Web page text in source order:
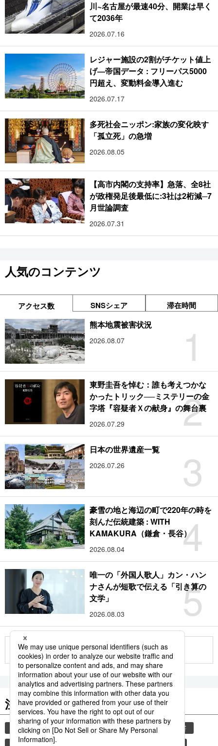
川~名古屋が最速40分、開業は早く
て2036年
2026.07.16
レジャー施設の2割がチケット値上
げ―帝国データ : フリーパス5000
円超え、変動料金導入進む
2026.07.17
多死社会ニッポン:家族の変化映す
「孤立死」の急増
2026.08.05
【高市内閣の支持率】急落、全8社
が政権発足後最低に:3社は2桁減─7
月世論調査
2026.07.31
人気のコンテンツ
アクセス数 SNSシェア 滞在時間
1
熊本地震被害状況
2026.08.07
2
東野圭吾を悼む：誰も考えつかな
かったトリック──ミステリーの金
字塔『容疑者Ｘの献身』の舞台裏
2026.07.29
3
日本の世界遺産一覧
2026.07.26
4
豪雪の地と海辺の町で220年の時を
刻んだ伝統建築 : WITH
KAMAKURA（鎌倉・長谷）
2026.08.04
5
唯一の「外国人歌人」カン・ハン
ナさんが短歌で伝える「引き算の
文学」
2026.08.03
もっと見る
注目のキーワード
共同通信ニュース 観光 気象・災害
災害